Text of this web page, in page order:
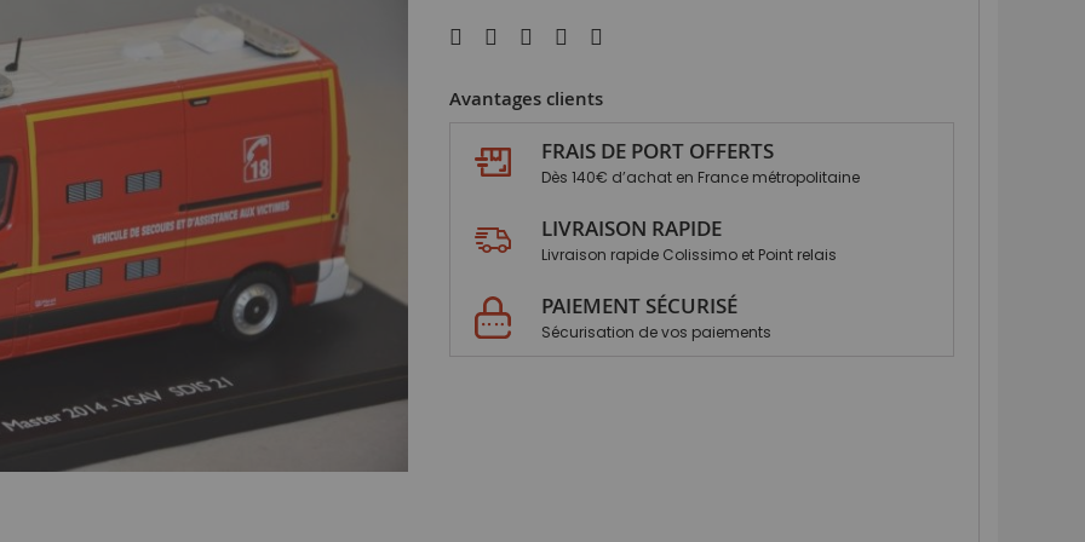
Avantages clients
FRAIS DE PORT OFFERTS
Dès 140€ d’achat en France métropolitaine
LIVRAISON RAPIDE
Livraison rapide Colissimo et Point relais
PAIEMENT SÉCURISÉ
Sécurisation de vos paiements